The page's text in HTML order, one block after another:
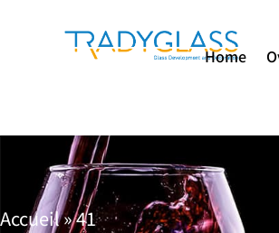
Home
Accueil»41